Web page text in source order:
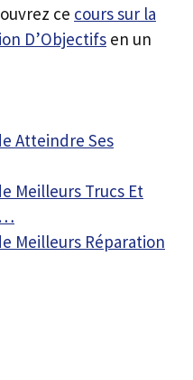
ce cours sur la
D’Objectifs en un
Atteindre Ses
Meilleurs Trucs Et
Meilleurs Réparation